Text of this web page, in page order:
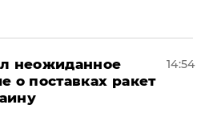
неожиданное
о поставках ракет
14:54